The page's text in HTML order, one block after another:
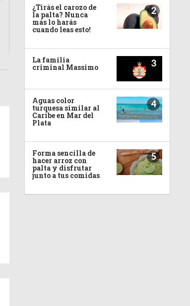
¿Tirás el carozo de
la palta? Nunca
más lo harás
cuando leas esto!
2
La familia
criminal Massimo 3
Aguas color
turquesa similar al
Caribe en Mar del
Plata
4
Forma sencilla de
hacer arroz con
palta y disfrutar
junto a tus comidas
5